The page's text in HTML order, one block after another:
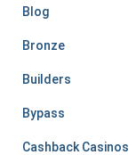
Blog
Bronze
Builders
Bypass
Cashback Casinos